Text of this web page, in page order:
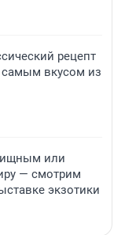
рецепт
самым вкусом из
или
— смотрим
экзотики